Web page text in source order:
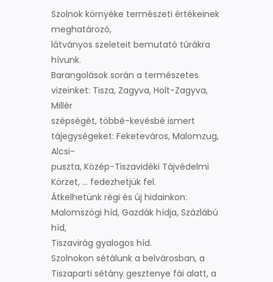
Szolnok környéke természeti értékeinek
meghatározó,
látványos szeleteit bemutató túrákra
hívunk.
Barangolások során a természetes
vizeinket: Tisza, Zagyva, Holt-Zagyva,
Millér
szépségét, többé-kevésbé ismert
tájegységeket: Feketeváros, Malomzug,
Alcsi-
puszta, Közép-Tiszavidéki Tájvédelmi
Körzet, … fedezhetjük fel.
Átkelhetünk régi és új hidainkon:
Malomszögi híd, Gazdák hídja, Százlábú
híd,
Tiszavirág gyalogos híd.
Szolnokon sétálunk a belvárosban, a
Tiszaparti sétány gesztenye fái alatt, a